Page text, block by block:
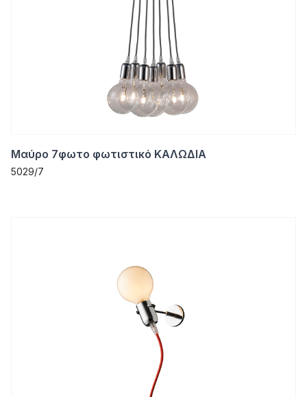
Μαύρο 7φωτο φωτιστικό ΚΑΛΩΔΙΑ
5029/7